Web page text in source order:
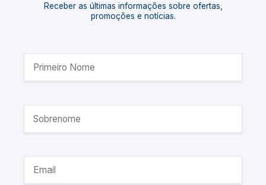
Receber as últimas informações sobre ofertas,
promoções e notícias.